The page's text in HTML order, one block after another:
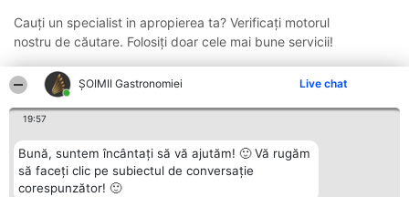
ȘOIMII Gastronomiei Live chat
19:57
Bună, suntem încântați să vă ajutăm! 🙂 Vă rugăm
să faceți clic pe subiectul de conversație
corespunzător! 🙂
Cauți un specialist in apropierea ta? Verificați motorul
nostru de căutare. Folosiți doar cele mai bune servicii!